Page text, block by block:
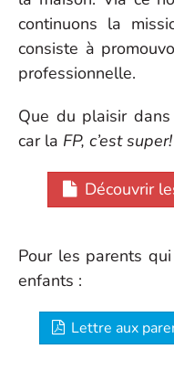
continuons la
consiste à
professionnelle.
Que du plaisir dans
car la FP, c’est super!
Découvrir
Pour les parents
enfants :
Lettre aux